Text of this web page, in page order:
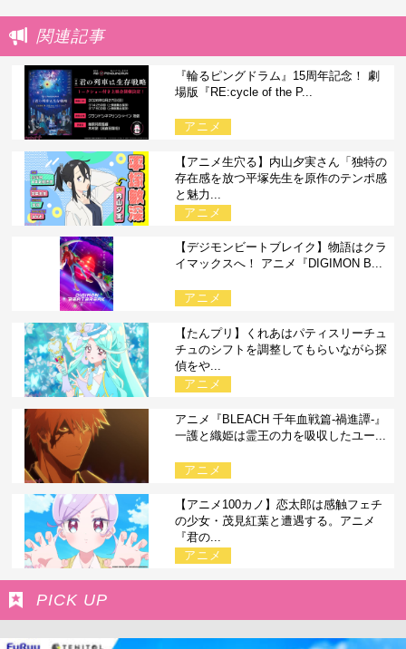
関連記事
『輪るピングドラム』15周年記念！ 劇
場版『RE:cycle of the P...
アニメ
【アニメ生穴る】内山夕実さん「独特の
存在感を放つ平塚先生を原作のテンポ感
と魅力...
アニメ
【デジモンビートブレイク】物語はクラ
イマックスへ！ アニメ『DIGIMON B...
アニメ
【たんプリ】くれあはパティスリーチュ
チュのシフトを調整してもらいながら探
偵をや...
アニメ
アニメ『BLEACH 千年血戦篇-禍進譚-』
一護と織姫は霊王の力を吸収したユー...
アニメ
【アニメ100カノ】恋太郎は感触フェチ
の少女・茂見紅葉と遭遇する。アニメ
『君の...
アニメ
PICK UP